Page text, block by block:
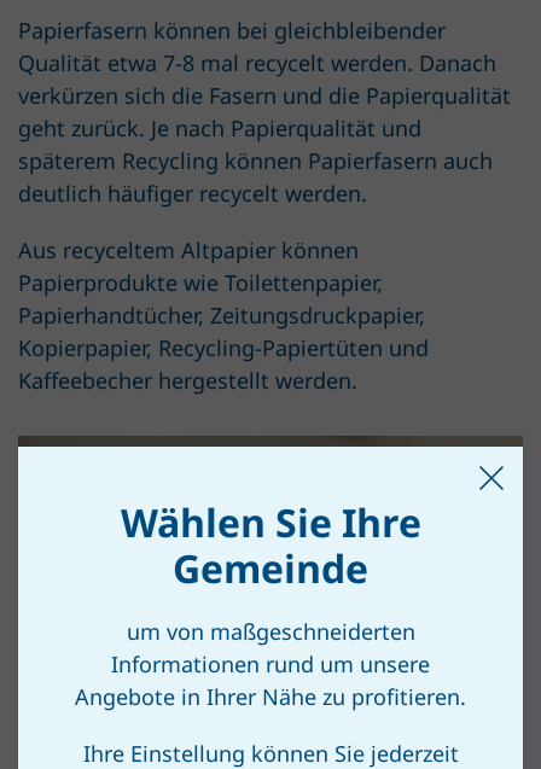
Papierfasern können bei gleichbleibender
Qualität etwa 7-8 mal recycelt werden. Danach
verkürzen sich die Fasern und die Papierqualität
geht zurück. Je nach Papierqualität und
späterem Recycling können Papierfasern auch
deutlich häufiger recycelt werden.
Aus recyceltem Altpapier können
Papierprodukte wie Toilettenpapier,
Papierhandtücher, Zeitungsdruckpapier,
Kopierpapier, Recycling-Papiertüten und
Kaffeebecher hergestellt werden.
Wählen Sie Ihre
Gemeinde
um von maßgeschneiderten
Informationen rund um unsere
Angebote in Ihrer Nähe zu profitieren.
Ihre Einstellung können Sie jederzeit